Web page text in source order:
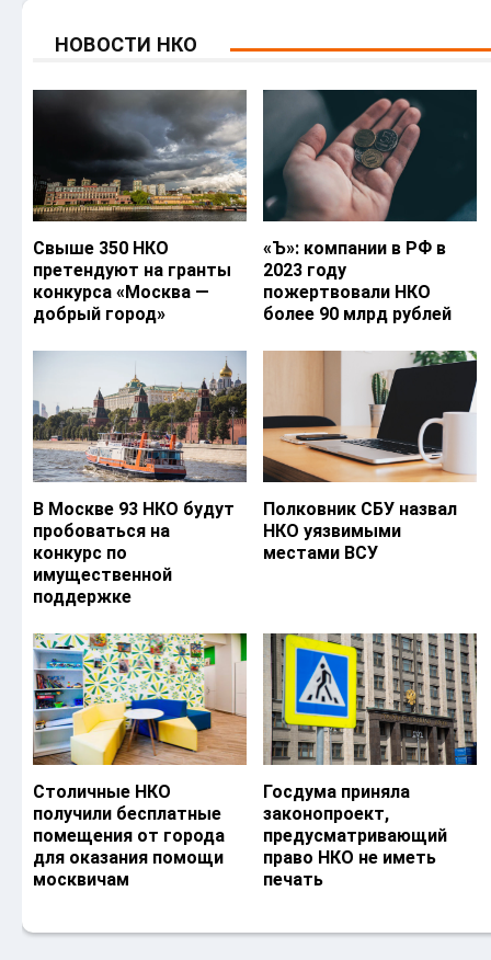
НОВОСТИ НКО
Свыше 350 НКО
претендуют на гранты
конкурса «Москва —
добрый город»
«Ъ‎»: компании в РФ в
2023 году
пожертвовали НКО
более 90 млрд рублей
В Москве 93 НКО будут
пробоваться на
конкурс по
имущественной
поддержке
Полковник СБУ назвал
НКО уязвимыми
местами ВСУ
Столичные НКО
получили бесплатные
помещения от города
для оказания помощи
москвичам
Госдума приняла
законопроект,
предусматривающий
право НКО не иметь
печать